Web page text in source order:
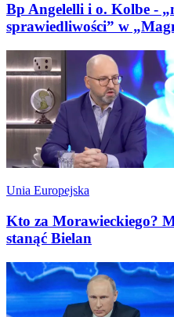
Bp Angelelli i o. Kolbe -
sprawiedliwości” w
Unia Europejska
Kto za Morawieckiego?
stanąć Bielan